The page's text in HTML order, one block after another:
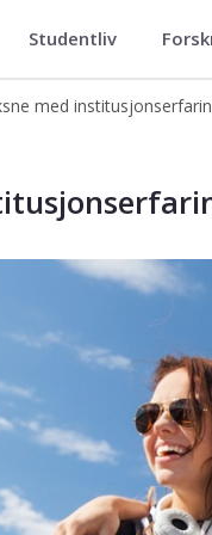
- Regionalt
Studentliv